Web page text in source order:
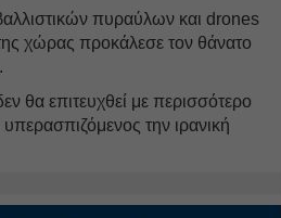
πυραύλων και drones
χώρας προκάλεσε τον θάνατο
θα επιτευχθεί με περισσότερο
την ιρανική